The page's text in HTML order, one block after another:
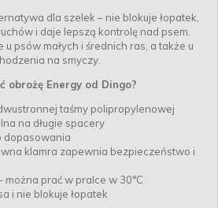
dla szelek – nie blokuje łopatek,
i daje lepszą kontrolę nad psem.
psów małych i średnich ras, a także u
na smyczy.
obrożę Energy od Dingo?
taśmy polipropylenowej
na długie spacery
dopasowania
klamra zapewnia bezpieczeństwo i
można prać w pralce w 30°C
i nie blokuje łopatek